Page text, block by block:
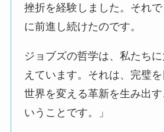
挫折を経験しました。それ
に前進し続けたのです。
ジョブズの哲学は、私たち
えています。それは、完璧を
世界を変える革新を生み出
いうことです。」